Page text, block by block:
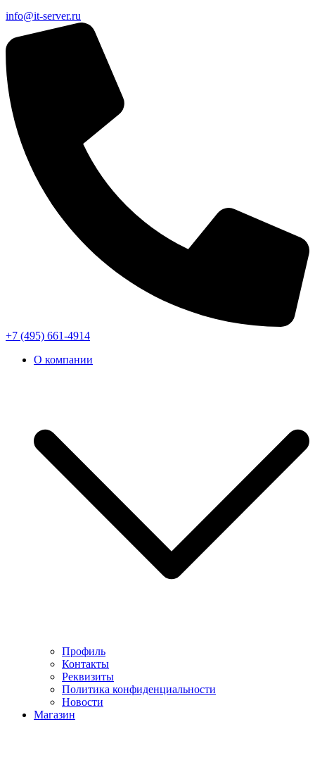
info@it-server.ru
+7 (495) 661-4914
О компании
Профиль
Контакты
Реквизиты
Политика конфиденциальности
Новости
Магазин